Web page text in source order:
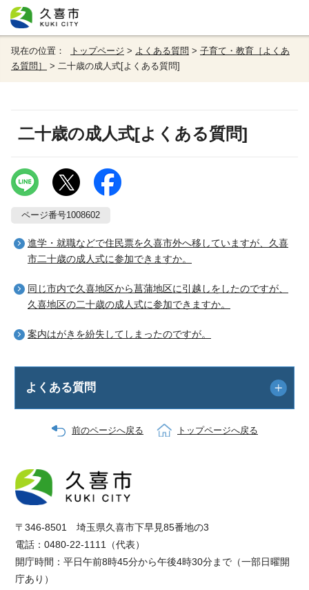
現在の位置： トップページ > よくある質問 > 子育て・教育［よくあ
る質問］
> 二十歳の成人式[よくある質問]
二十歳の成人式[よくある質問]
ページ番号1008602
進学・就職などで住民票を久喜市外へ移していますが、久喜
市二十歳の成人式に参加できますか。
同じ市内で久喜地区から菖蒲地区に引越しをしたのですが、
久喜地区の二十歳の成人式に参加できますか。
案内はがきを紛失してしまったのですが。
よくある質問
前のページへ戻る トップページへ戻る
〒346-8501 埼玉県久喜市下早見85番地の3
電話：0480-22-1111（代表）
開庁時間：平日午前8時45分から午後4時30分まで（一部日曜開
庁あり）